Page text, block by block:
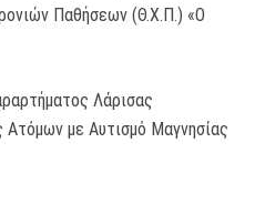
Παθήσεων (Θ.Χ.Π.) «Ο
Λάρισας
Ατόμων με Αυτισμό Μαγνησίας